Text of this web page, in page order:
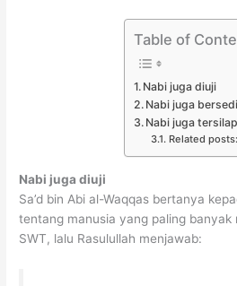
Table of
Nabi juga diuji
Nabi juga
Nabi juga tersilap
Related posts:
Nabi juga diuji
Sa’d bin Abi al-Waqqas bertanya
tentang manusia yang paling banyak
SWT, lalu Rasulullah menjawab: